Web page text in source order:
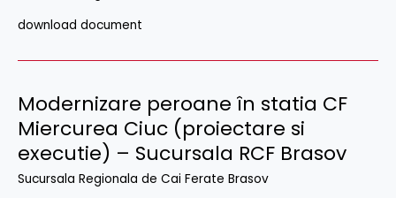
download document
Modernizare peroane în statia CF
Miercurea Ciuc (proiectare si
executie) – Sucursala RCF Brasov
Sucursala Regionala de Cai Ferate Brasov